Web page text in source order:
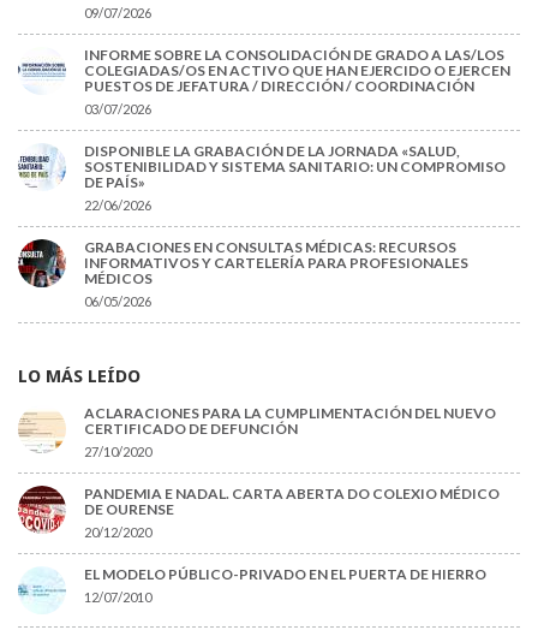
09/07/2026
INFORME SOBRE LA CONSOLIDACIÓN DE GRADO A LAS/LOS
COLEGIADAS/OS EN ACTIVO QUE HAN EJERCIDO O EJERCEN
PUESTOS DE JEFATURA / DIRECCIÓN / COORDINACIÓN
03/07/2026
DISPONIBLE LA GRABACIÓN DE LA JORNADA «SALUD,
SOSTENIBILIDAD Y SISTEMA SANITARIO: UN COMPROMISO
DE PAÍS»
22/06/2026
GRABACIONES EN CONSULTAS MÉDICAS: RECURSOS
INFORMATIVOS Y CARTELERÍA PARA PROFESIONALES
MÉDICOS
06/05/2026
LO MÁS LEÍDO
ACLARACIONES PARA LA CUMPLIMENTACIÓN DEL NUEVO
CERTIFICADO DE DEFUNCIÓN
27/10/2020
PANDEMIA E NADAL. CARTA ABERTA DO COLEXIO MÉDICO
DE OURENSE
20/12/2020
EL MODELO PÚBLICO-PRIVADO EN EL PUERTA DE HIERRO
12/07/2010